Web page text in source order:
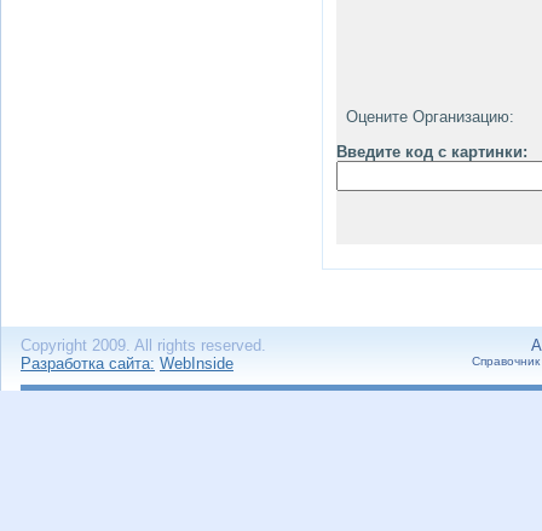
Оцените Организацию:
Введите код с картинки:
Copyright 2009. All rights reserved.
Разработка сайта: WebInside